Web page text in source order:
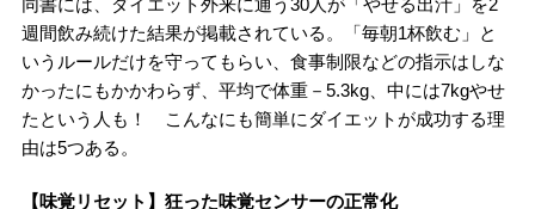
同書には、ダイエット外来に通う30人が「やせる出汁」を2
週間飲み続けた結果が掲載されている。「毎朝1杯飲む」と
いうルールだけを守ってもらい、食事制限などの指示はしな
かったにもかかわらず、平均で体重－5.3kg、中には7kgやせ
たという人も！ こんなにも簡単にダイエットが成功する理
由は5つある。
【味覚リセット】狂った味覚センサーの正常化